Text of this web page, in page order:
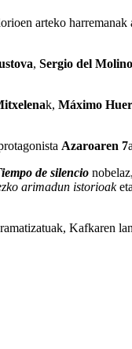
arteko
, Sergio del
k, Máximo
Azaroaren 7
de silencio
arimadun istorioaketa
Kafkaren